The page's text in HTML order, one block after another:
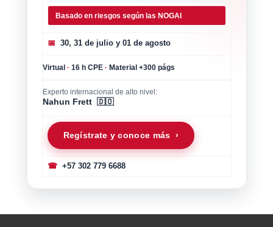
Basado en riesgos según las NOGAI
📅 30, 31 de julio y 01 de agosto
Virtual · 16 h CPE · Material +300 págs
Experto internacional de alto nivel:
Nahun Frett 🇩🇴
Regístrate y conoce más ›
☎+57 302 779 6688